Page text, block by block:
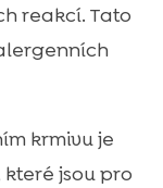
reakcí. Tato
krmivu je
jsou pro